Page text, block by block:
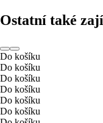
Ostatní také
Do košíku
Do košíku
Do košíku
Do košíku
Do košíku
Do košíku